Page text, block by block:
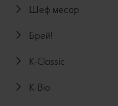
Шеф месар
Брей!
K-Classic
K-Bio